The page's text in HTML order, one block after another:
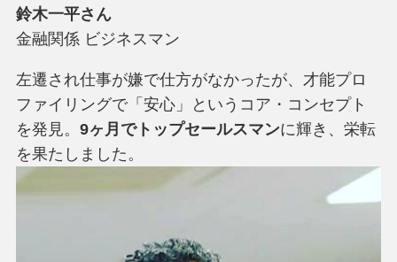
鈴木一平さん
金融関係 ビジネスマン
左遷され仕事が嫌で仕方がなかったが、才能プロ
ファイリングで「安心」というコア・コンセプト
を発見。 9ヶ月でトップセールスマンに輝き、栄転
を果たしました。